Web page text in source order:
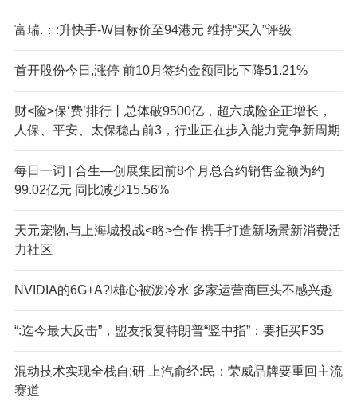
富瑞.：:升快手-W目标价至94港元 维持“买入”评级
首开股份今日,涨停 前10月签约金额同比下降51.21%
财<险>保‘费’排行丨总体破9500亿，超六成险企正增长，
人保、平安、太保稳占前3，行业正在步入能力竞争新周期
每日一词 | 合生—创展集团前8个月总合约销售金额为约
99.02亿元 同比减少15.56%
天元宠物,与上海城投战<略>合作 携手打造新场景新消费活
力社区
NVIDIA的6G+A?I雄心被泼冷水 多家运营商巨头不感兴趣
“:迄今最大反击”，盟友报复特朗普“竖中指”：要拒买F35
混动技术实现全栈自;研 上汽俞经:民：荣威品牌要重回主流
赛道